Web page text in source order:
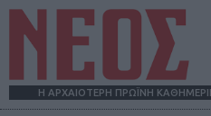
Η ΑΡΧΑΙΟΤΕΡΗ ΠΡΩΪΝΗ